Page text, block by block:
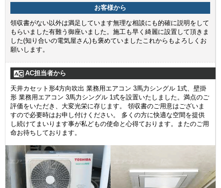
お客様から
領収書がない以外は満足しています無理な相談にも的確に説明をして
もらいました有難う御座いました。施工も早く綺麗に設置して頂きま
した(知り合いの電気屋さん)も褒めていましたこれからもよろしくお
願いします。
AC担当者から
天井カセット形4方向吹出 業務用エアコン 3馬力シングル 1式、壁掛
形 業務用エアコン 3馬力シングル 1式を設置いたしました。満点のご
評価をいただき、大変光栄に存じます。 領収書のご用意はございま
すので必要時はお申し付けください。 多くの方に快適な空間を提供
し続けてまいります事が私どもの使命と心得ております。またのご用
命お待ちしております。